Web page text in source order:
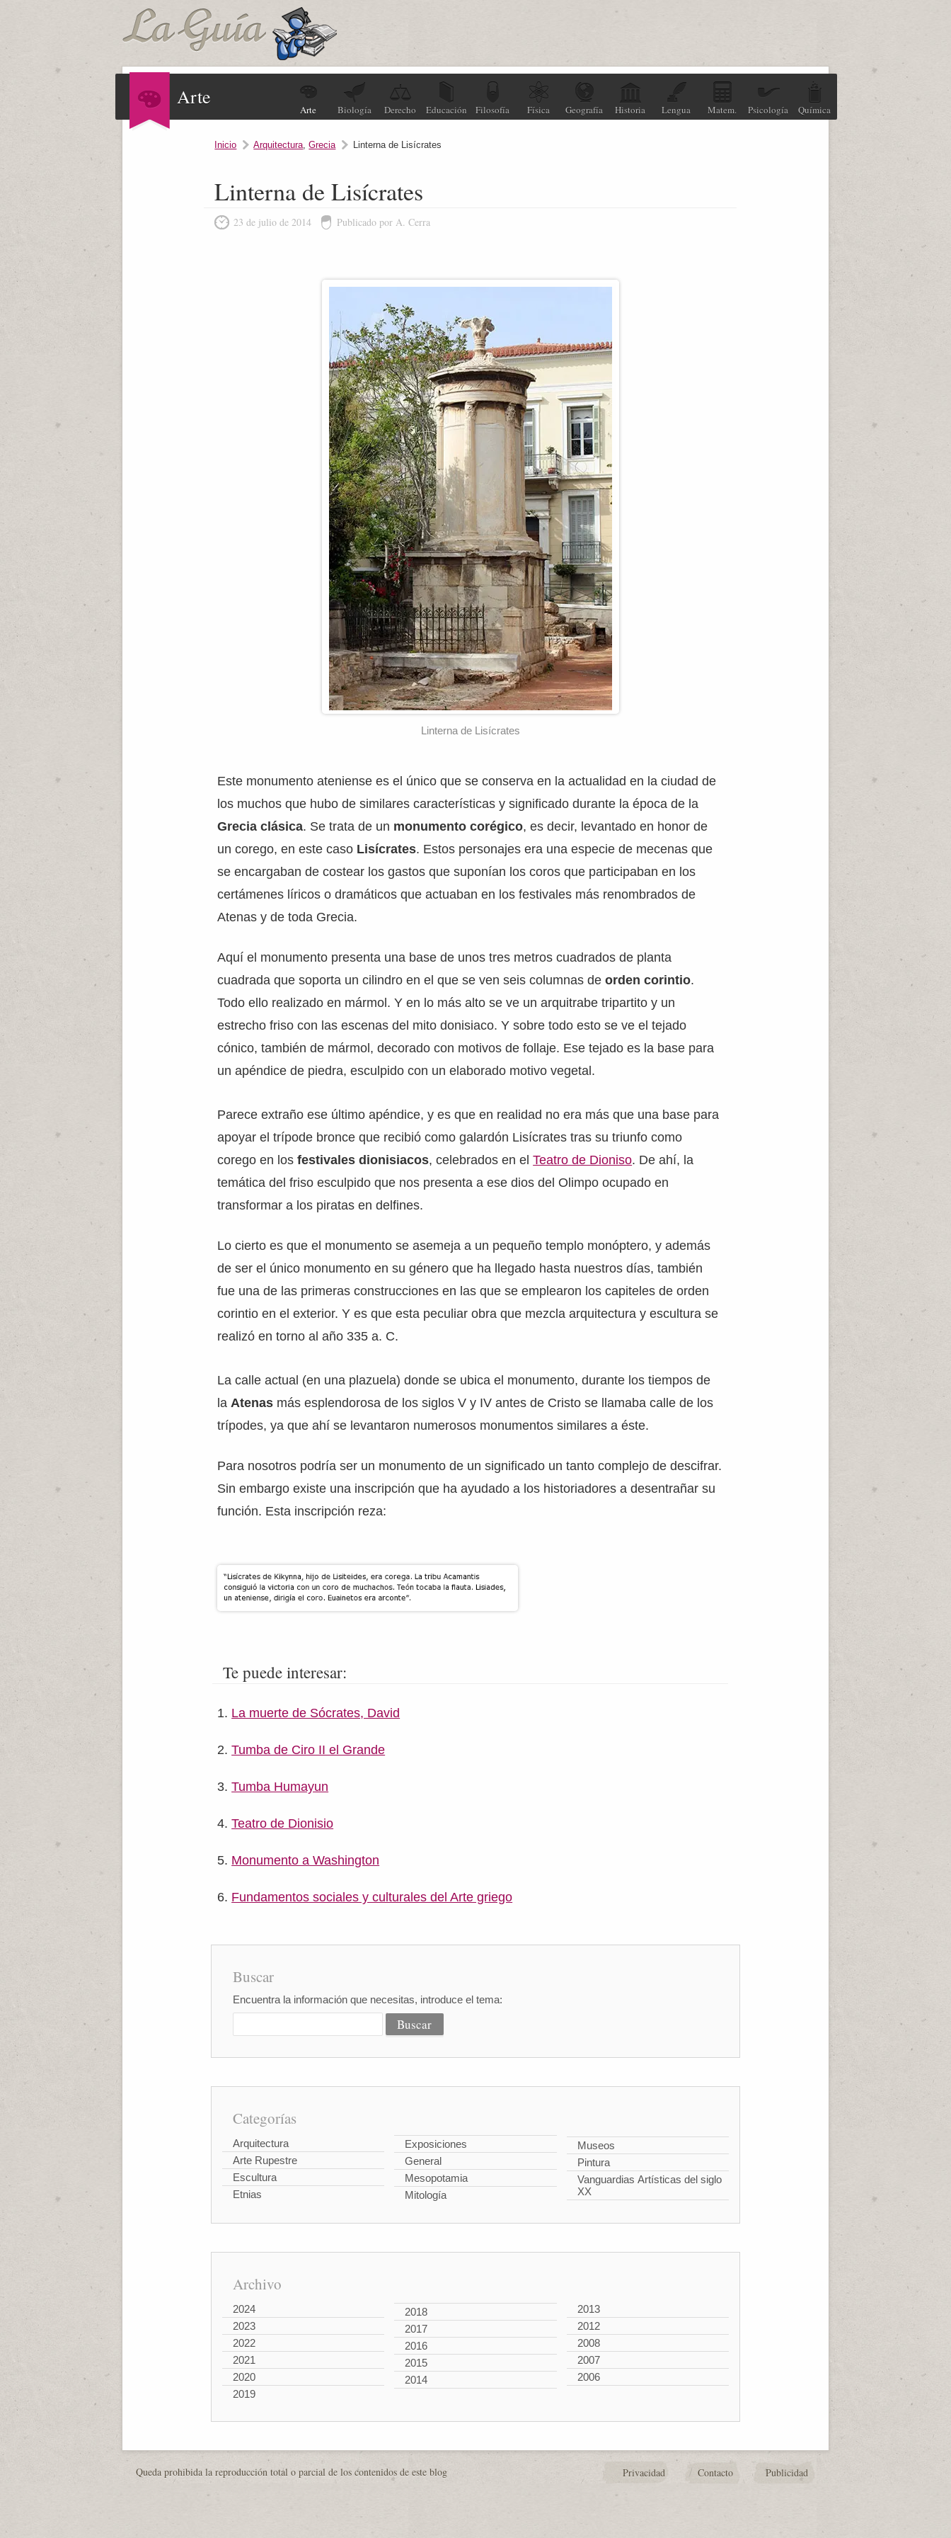
Arte
Arte Biología Derecho Educación Filosofía Física Geografía Historia Lengua Matem. Psicología Química
Inicio Arquitectura,Grecia Linterna de Lisícrates
Linterna de Lisícrates
23 de julio de 2014 Publicado por A. Cerra
Linterna de Lisícrates
Este monumento ateniense es el único que se conserva en la actualidad en la ciudad de
los muchos que hubo de similares características y significado durante la época de la
Grecia clásica. Se trata de un monumento corégico, es decir, levantado en honor de
un corego, en este caso Lisícrates. Estos personajes era una especie de mecenas que
se encargaban de costear los gastos que suponían los coros que participaban en los
certámenes líricos o dramáticos que actuaban en los festivales más renombrados de
Atenas y de toda Grecia.
Aquí el monumento presenta una base de unos tres metros cuadrados de planta
cuadrada que soporta un cilindro en el que se ven seis columnas deorden corintio.
Todo ello realizado en mármol. Y en lo más alto se ve un arquitrabe tripartito y un
estrecho friso con las escenas del mito donisiaco. Y sobre todo esto se ve el tejado
cónico, también de mármol, decorado con motivos de follaje. Ese tejado es la base para
un apéndice de piedra, esculpido con un elaborado motivo vegetal.
Parece extraño ese último apéndice, y es que en realidad no era más que una base para
apoyar el trípode bronce que recibió como galardón Lisícrates tras su triunfo como
corego en losfestivales dionisiacos, celebrados en elTeatro de Dioniso. De ahí, la
temática del friso esculpido que nos presenta a ese dios del Olimpo ocupado en
transformar a los piratas en delfines.
Lo cierto es que el monumento se asemeja a un pequeño templo monóptero, y además
de ser el único monumento en su género que ha llegado hasta nuestros días, también
fue una de las primeras construcciones en las que se emplearon los capiteles de orden
corintio en el exterior. Y es que esta peculiar obra que mezcla arquitectura y escultura se
realizó en torno al año 335 a. C.
La calle actual (en una plazuela) donde se ubica el monumento, durante los tiempos de
laAtenas más esplendorosa de los siglos V y IV antes de Cristo se llamaba calle de los
trípodes, ya que ahí se levantaron numerosos monumentos similares a éste.
Para nosotros podría ser un monumento de un significado un tanto complejo de descifrar.
Sin embargo existe una inscripción que ha ayudado a los historiadores a desentrañar su
función. Esta inscripción reza:
Te puede interesar:
La muerte de Sócrates, David
Tumba de Ciro II el Grande
Tumba Humayun
Teatro de Dionisio
Monumento a Washington
Fundamentos sociales y culturales del Arte griego
Buscar
Encuentra la información que necesitas, introduce el tema:
Categorías
Arquitectura
Arte Rupestre
Escultura
Etnias
Exposiciones
General
Mesopotamia
Mitología
Museos
Pintura
Vanguardias Artísticas del siglo
XX
Archivo
2024
2023
2022
2021
2020
2019
2018
2017
2016
2015
2014
2013
2012
2008
2007
2006
Queda prohibida la reproducción total o parcial de los contenidos de este blog Privacidad Contacto Publicidad